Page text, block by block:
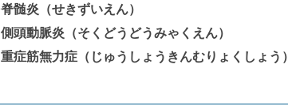
脊髄炎（せきずいえん）
側頭動脈炎（そくどうどうみゃくえん）
重症筋無力症（じゅうしょうきんむりょくしょう）